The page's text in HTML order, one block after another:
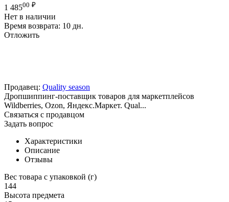
1 48500 ₽
Нет в наличии
Время возврата: 10 дн.
Отложить
Продавец: Quality season
Дропшиппинг-поставщик товаров для маркетплейсов
Wildberries, Ozon, Яндекс.Маркет. Qual...
Связаться с продавцом
Задать вопрос
Характеристики
Описание
Отзывы
Вес товара с упаковкой (г)
144
Высота предмета